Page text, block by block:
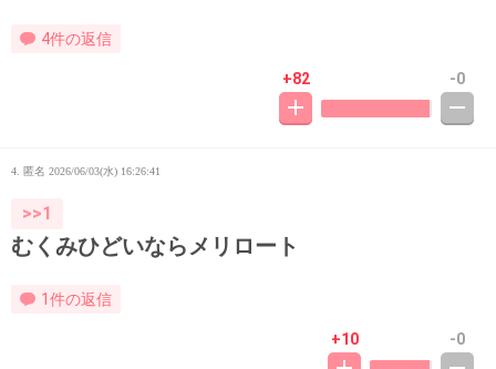
4件の返信
+82 -0
4. 匿名 2026/06/03(水) 16:26:41
>>1
むくみひどいならメリロート
1件の返信
+10 -0